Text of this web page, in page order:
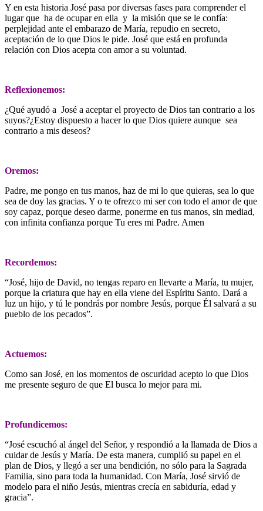
Y en esta historia José pasa por diversas fases para comprender el
lugar que ha de ocupar en ella y la misión que se le confía:
perplejidad ante el embarazo de María, repudio en secreto,
aceptación de lo que Dios le pide. José que está en profunda
relación con Dios acepta con amor a su voluntad.
Reflexionemos:
¿Qué ayudó a José a aceptar el proyecto de Dios tan contrario a los
suyos?¿Estoy dispuesto a hacer lo que Dios quiere aunque sea
contrario a mis deseos?
Oremos:
Padre, me pongo en tus manos, haz de mi lo que quieras, sea lo que
sea de doy las gracias. Y o te ofrezco mi ser con todo el amor de que
soy capaz, porque deseo darme, ponerme en tus manos, sin mediad,
con infinita confianza porque Tu eres mi Padre. Amen
Recordemos:
“José, hijo de David, no tengas reparo en llevarte a María, tu mujer,
porque la criatura que hay en ella viene del Espíritu Santo. Dará a
luz un hijo, y tú le pondrás por nombre Jesús, porque Él salvará a su
pueblo de los pecados”.
Actuemos:
Como san José, en los momentos de oscuridad acepto lo que Dios
me presente seguro de que El busca lo mejor para mi.
Profundicemos:
“José escuchó al ángel del Señor, y respondió a la llamada de Dios a
cuidar de Jesús y María. De esta manera, cumplió su papel en el
plan de Dios, y llegó a ser una bendición, no sólo para la Sagrada
Familia, sino para toda la humanidad. Con María, José sirvió de
modelo para el niño Jesús, mientras crecía en sabiduría, edad y
gracia”.